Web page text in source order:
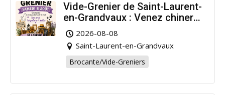
Vide-Grenier de Saint-Laurent-
en-Grandvaux : Venez chiner
pour la bonne cause !
2026-08-08
Saint-Laurent-en-Grandvaux
Brocante/Vide-Greniers